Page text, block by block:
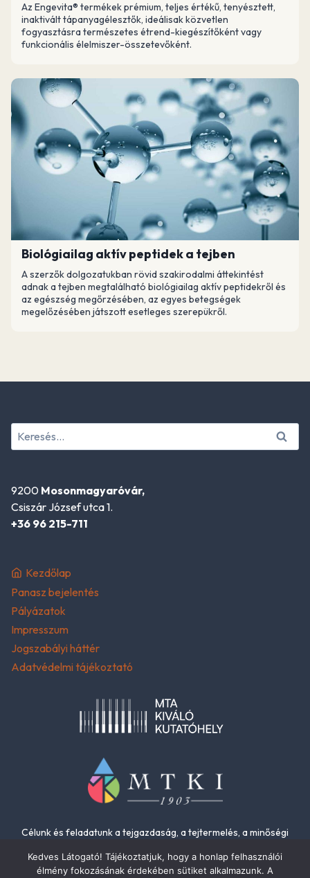
Az Engevita® termékek prémium, teljes értékű, tenyésztett,
inaktivált tápanyagélesztők, ideálisak közvetlen
fogyasztásra természetes étrend-kiegészítőként vagy
funkcionális élelmiszer-összetevőként.
Biológiailag aktív peptidek a tejben
A szerzők dolgozatukban rövid szakirodalmi áttekintést
adnak a tejben megtalálható biológiailag aktív peptidekről és
az egészség megőrzésében, az egyes betegségek
megelőzésében játszott esetleges szerepükről.
Keresés:
9200 Mosonmagyaróvár,
Csiszár József utca 1.
+36 96 215-711
Kezdőlap
Panasz bejelentés
Pályázatok
Impresszum
Jogszabályi háttér
Adatvédelmi tájékoztató
Célunk és feladatunk a tejgazdaság, a tejtermelés, a minőségi
Kedves Látogató! Tájékoztatjuk, hogy a honlap felhasználói
élmény fokozásának érdekében sütiket alkalmazunk. A